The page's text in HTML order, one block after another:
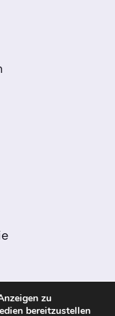
zu
bereitzustellen